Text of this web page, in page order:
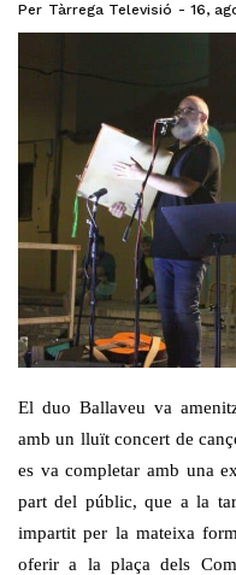
Per Tàrrega Televisió 16,
El duo Ballaveu va
amb un lluït concert de
es va completar amb una
part del públic, que a la
impartit per la mateixa
oferir a la plaça dels